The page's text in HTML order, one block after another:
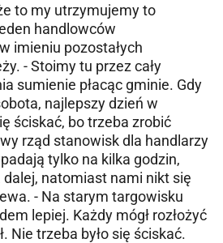
to my utrzymujemy to
handlowców
imieniu pozostałych
- Stoimy tu przez cały
sumienie płacąc gminie. Gdy
najlepszy dzień w
ściskać, bo trzeba zrobić
rząd stanowisk dla handlarzy
tylko na kilka godzin,
natomiast nami nikt się
- Na starym targowisku
lepiej. Każdy mógł rozłożyć
Nie trzeba było się ściskać.